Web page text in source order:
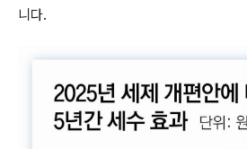
니다.